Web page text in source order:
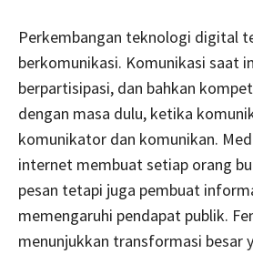
Perkembangan teknologi digital
berkomunikasi. Komunikasi saat
berpartisipasi, dan bahkan
dengan masa dulu, ketika
komunikator dan komunikan.
internet membuat setiap orang
pesan tetapi juga pembuat
memengaruhi pendapat publik.
menunjukkan transformasi besar